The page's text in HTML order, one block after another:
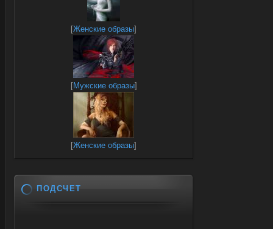
[Женские образы]
[Мужские образы]
[Женские образы]
ПОДСЧЕТ